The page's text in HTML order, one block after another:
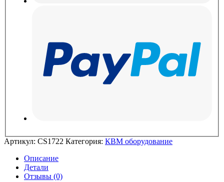
Артикул: CS1722 Категория: КВМ оборудование
Описание
Детали
Отзывы (0)